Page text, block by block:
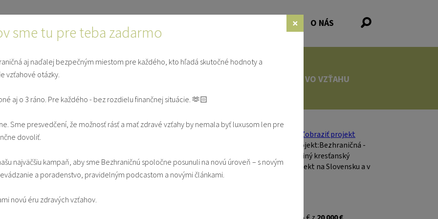
O NÁS
VO VZŤAHU
túžby po uznaní a prijatí
sme tu pre teba zadarmo ×
aj naďalej bezpečným miestom pre každého, kto hľadá skutočné hodnoty a
vzťahové otázky.
aj o 3 ráno. Pre každého - bez rozdielu finančnej situácie. 🫶🏻
Sme presvedčení, že možnosť rásť a mať zdravé vzťahy by nemala byť luxusom len pre
dovoliť.
najväčšiu kampaň, aby sme Bezhraničnú spoločne posunuli na novú úroveň – s novým
a poradenstvo, pravidelným podcastom a novými článkami.
novú éru zdravých vzťahov.